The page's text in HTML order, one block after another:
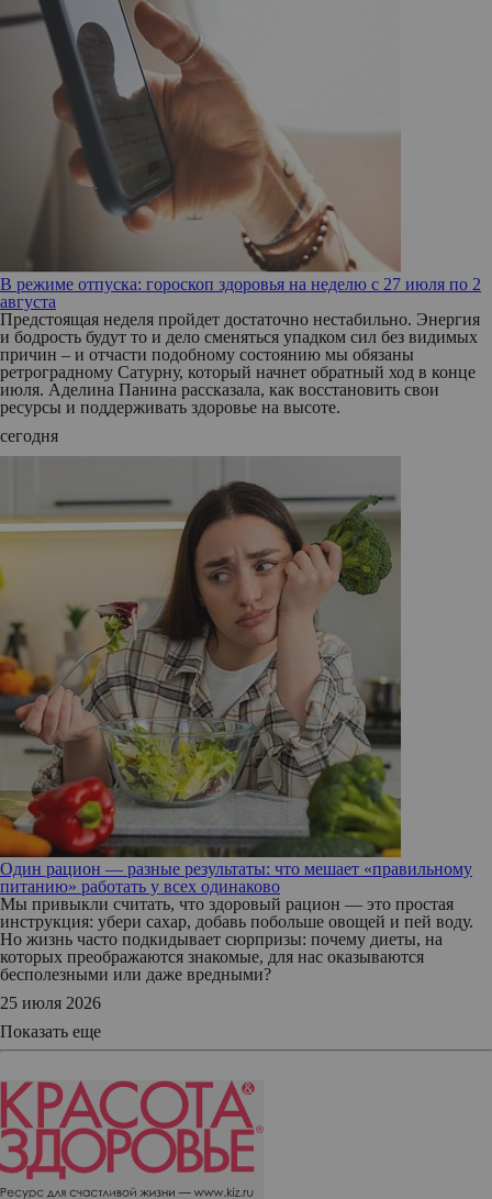
В режиме отпуска: гороскоп здоровья на неделю с 27 июля по 2
августа
Предстоящая неделя пройдет достаточно нестабильно. Энергия
и бодрость будут то и дело сменяться упадком сил без видимых
причин – и отчасти подобному состоянию мы обязаны
ретроградному Сатурну, который начнет обратный ход в конце
июля. Аделина Панина рассказала, как восстановить свои
ресурсы и поддерживать здоровье на высоте.
сегодня
Один рацион — разные результаты: что мешает «правильному
питанию» работать у всех одинаково
Мы привыкли считать, что здоровый рацион — это простая
инструкция: убери сахар, добавь побольше овощей и пей воду.
Но жизнь часто подкидывает сюрпризы: почему диеты, на
которых преображаются знакомые, для нас оказываются
бесполезными или даже вредными?
25 июля 2026
Показать еще